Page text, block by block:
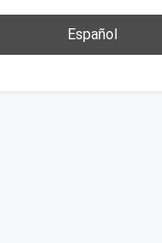
Español